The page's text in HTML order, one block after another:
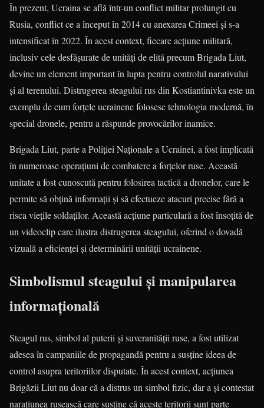
În prezent, Ucraina se află într-un conflict militar prolungit cu
Rusia, conflict ce a început în 2014 cu anexarea Crimeei și s-a
intensificat în 2022. În acest context, fiecare acțiune militară,
inclusiv cele desfășurate de unități de elită precum Brigada Liut,
devine un element important în lupta pentru controlul narativului
și al terenului. Distrugerea steagului rus din Kostiantinivka este un
exemplu de cum forțele ucrainene folosesc tehnologia modernă, în
special dronele, pentru a răspunde provocărilor inamice.
Brigada Liut, parte a Poliției Naționale a Ucrainei, a fost implicată
în numeroase operațiuni de combatere a forțelor ruse. Această
unitate a fost cunoscută pentru folosirea tactică a dronelor, care le
permite să obțină informații și să efectueze atacuri precise fără a
risca viețile soldaților. Această acțiune particulară a fost însoțită de
un videoclip care ilustra distrugerea steagului, oferind o dovadă
vizuală a eficienței și determinării unității ucrainene.
Simbolismul steagului și manipularea
informațională
Steagul rus, simbol al puterii și suveranității ruse, a fost utilizat
adesea în campaniile de propagandă pentru a susține ideea de
control asupra teritoriilor disputate. În acest context, acțiunea
Brigăzii Liut nu doar că a distrus un simbol fizic, dar a și contestat
narațiunea rusească care susține că aceste teritorii sunt parte